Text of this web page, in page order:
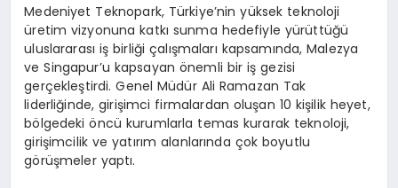
Medeniyet Teknopark, Türkiye’nin yüksek teknoloji
üretim vizyonuna katkı sunma hedefiyle yürüttüğü
uluslararası iş birliği çalışmaları kapsamında, Malezya
ve Singapur’u kapsayan önemli bir iş gezisi
gerçekleştirdi. Genel Müdür Ali Ramazan Tak
liderliğinde, girişimci firmalardan oluşan 10 kişilik heyet,
bölgedeki öncü kurumlarla temas kurarak teknoloji,
girişimcilik ve yatırım alanlarında çok boyutlu
görüşmeler yaptı.